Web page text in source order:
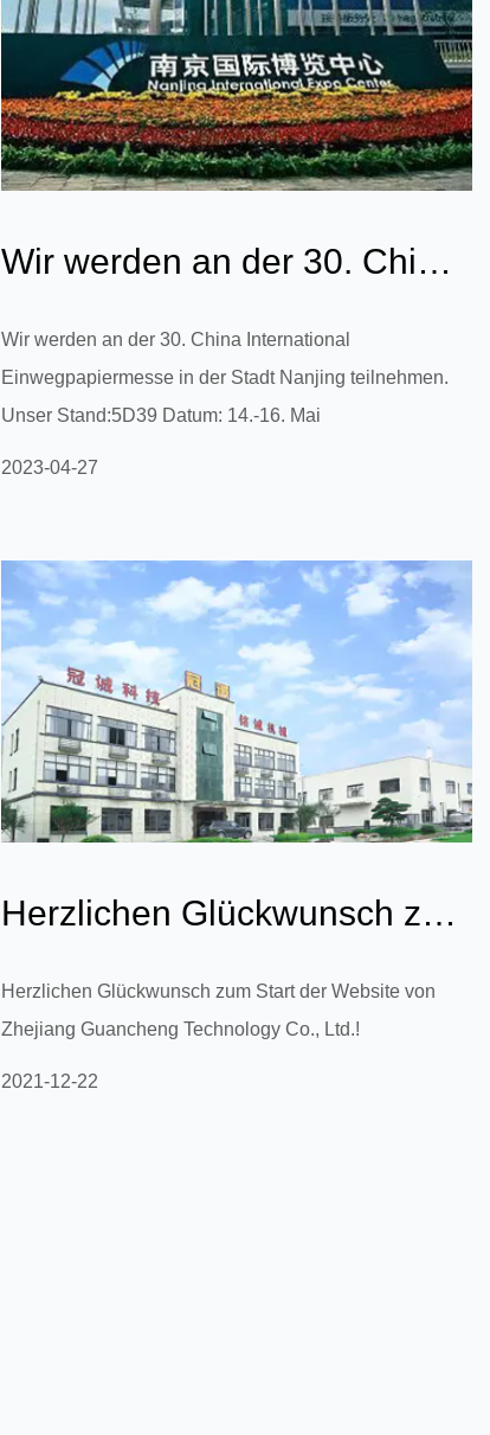
Wir werden an der 30. China
International
Einwegpapiermesse ...
Wir werden an der 30. China International
Einwegpapiermesse in der Stadt Nanjing teilnehmen.
Unser Stand:5D39 Datum: 14.-16. Mai
2023-04-27
Herzlichen Glückwunsch zum
Start der Website von
Herzlichen Glückwunsch zum Start der Website von
Zhejiang Guancheng Technology Co., Ltd.!
2021-12-22